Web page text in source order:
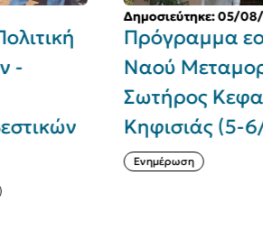
Δημοσιεύτηκε: 05/08/2026
Πρόγραμμα
Ναού
Σωτήρος Κεφαλαρίου
Κηφισιάς (5-6/8/